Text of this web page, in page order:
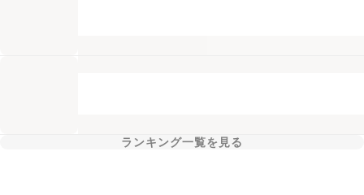
ランキング一覧を見る